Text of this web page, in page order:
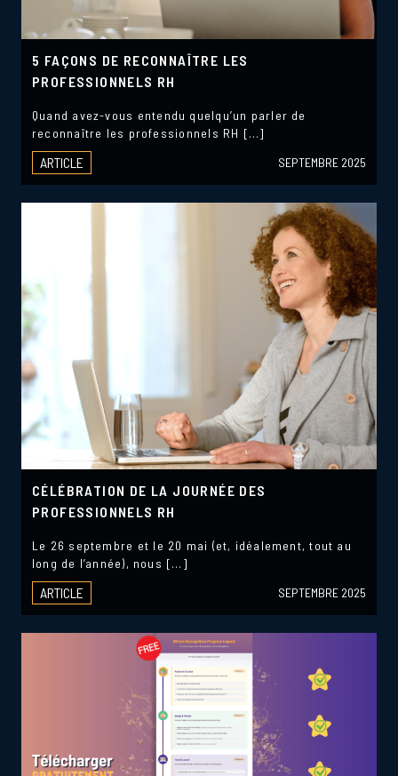
5 FAÇONS DE RECONNAÎTRE LES
PROFESSIONNELS RH
Quand avez-vous entendu quelqu’un parler de
reconnaître les professionnels RH […]
ARTICLE SEPTEMBRE 2025
CÉLÉBRATION DE LA JOURNÉE DES
PROFESSIONNELS RH
Le 26 septembre et le 20 mai (et, idéalement, tout au
long de l’année), nous […]
ARTICLE SEPTEMBRE 2025